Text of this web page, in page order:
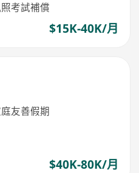
考試補償
$15K-40K/月
友善假期
$40K-80K/月